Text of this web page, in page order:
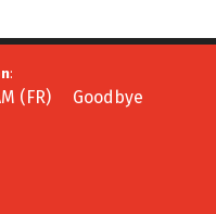
:
(FR) Goodbye